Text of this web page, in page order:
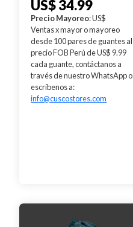
US$ 34.99
Precio Mayoreo: US$
Ventas x mayor o mayoreo
desde 100 pares de guantes al
precio FOB Perú de US$ 9.99
cada guante, contáctanos a
través de nuestro WhatsApp o
escríbenos a:
info@cuscostores.com